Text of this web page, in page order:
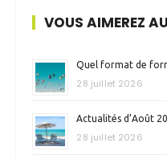
VOUS AIMEREZ
Quel format de
28 juillet 2026
Actualités d’Août
28 juillet 2026